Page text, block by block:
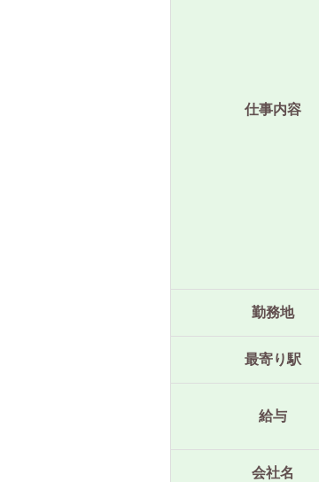
仕事内容
勤務地
最寄り駅
給与
会社名